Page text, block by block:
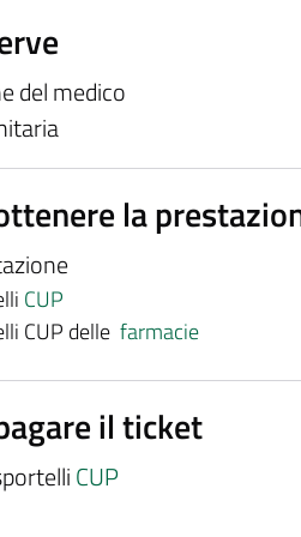
del medico
la
CUP
CUP delle farmacie
il ticket
CUP